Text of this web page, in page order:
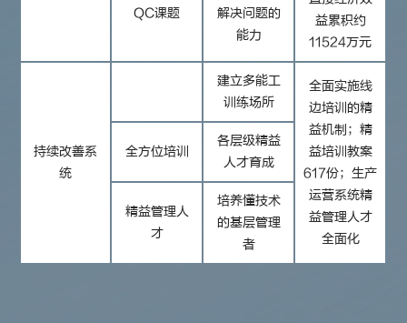
益累积约
11524万元
QC课题
解决问题的
能力
持续改善系
统
建立多能工
训练场所
全面实施线
边培训的精
益机制；精
益培训教案
617份；生产
运营系统精
益管理人才
全面化
全方位培训
各层级精益
人才育成
精益管理人
才
培养懂技术
的基层管理
者